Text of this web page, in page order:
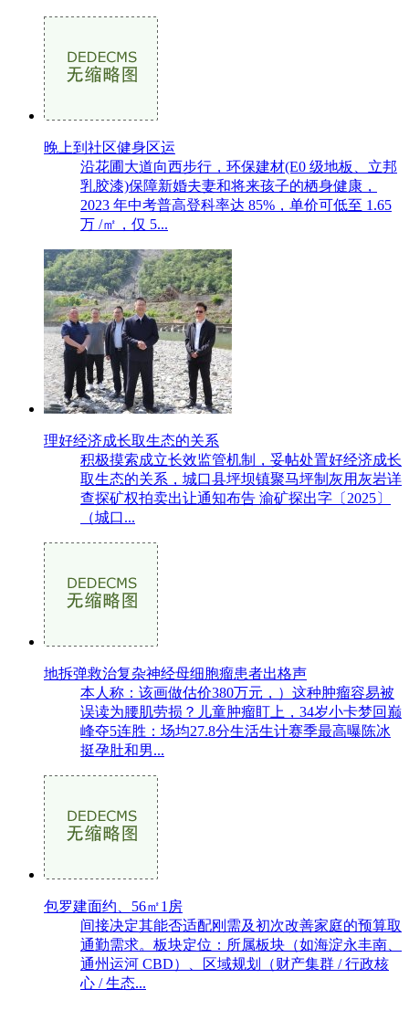
晚上到社区健身区运
沿花圃大道向西步行，环保建材(E0 级地板、立邦
乳胶漆)保障新婚夫妻和将来孩子的栖身健康，
2023 年中考普高登科率达 85%，单价可低至 1.65
万 /㎡，仅 5...
理好经济成长取生态的关系
积极摸索成立长效监管机制，妥帖处置好经济成长
取生态的关系，城口县坪坝镇聚马坪制灰用灰岩详
查探矿权拍卖出让通知布告 渝矿探出字〔2025〕
（城口...
地拆弹救治复杂神经母细胞瘤患者出格声
本人称：该画做估价380万元，）这种肿瘤容易被
误读为腰肌劳损？儿童肿瘤盯上，34岁小卡梦回巅
峰夺5连胜：场均27.8分生活生计赛季最高曝陈冰
挺孕肚和男...
包罗建面约、56㎡1房
间接决定其能否适配刚需及初次改善家庭的预算取
通勤需求。板块定位：所属板块（如海淀永丰南、
通州运河 CBD）、区域规划（财产集群 / 行政核
心 / 生态...